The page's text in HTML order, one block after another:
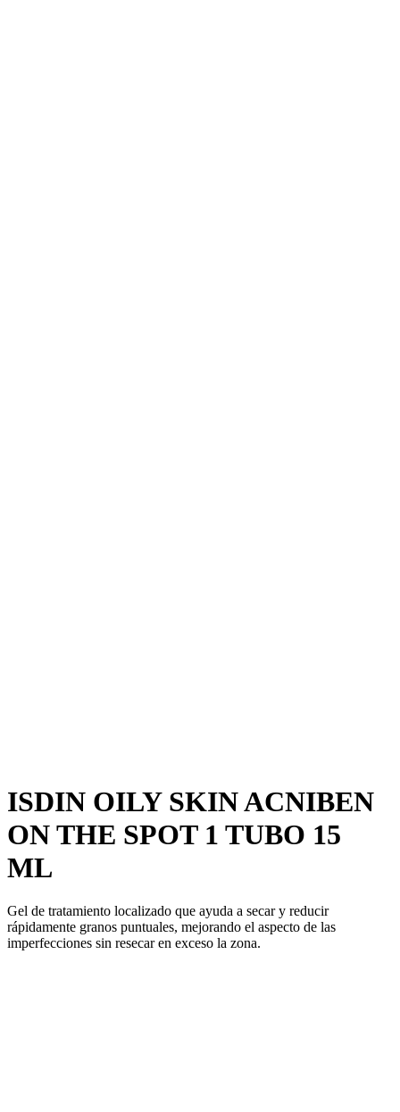
ISDIN OILY SKIN ACNIBEN
ON THE SPOT 1 TUBO 15
ML
Gel de tratamiento localizado que ayuda a secar y reducir
rápidamente granos puntuales, mejorando el aspecto de las
imperfecciones sin resecar en exceso la zona.